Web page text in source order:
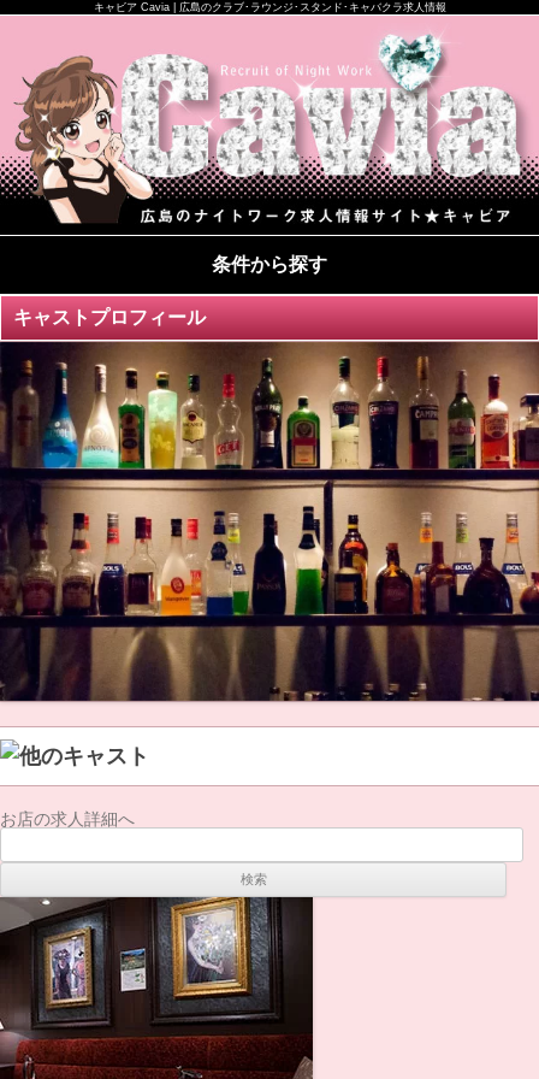
キャビア Cavia | 広島のクラブ･ラウンジ･スタンド･キャバクラ求人情報
条件から探す
キャストプロフィール
お店の求人詳細へ
索: